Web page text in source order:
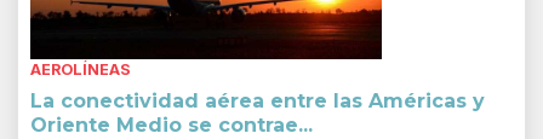
AEROLÍNEAS
La conectividad aérea entre las Américas y
Oriente Medio se contrae...